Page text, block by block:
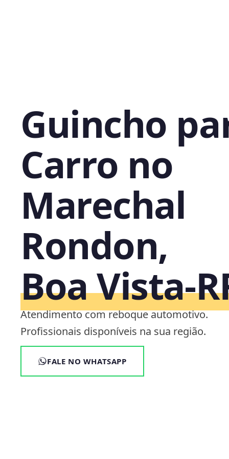
Guincho
Carro no
Marechal
Rondon,
Boa
Atendimento com reboque automotivo.
Profissionais disponíveis na sua região.
FALE NO WHATSAPP